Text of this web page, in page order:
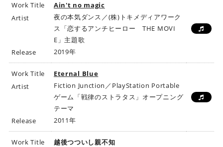
Work Title
Ain't no magic
Artist
夜の本気ダンス／(株)トキメディアワーク
ス「恋するアンチヒーロー THE MOVI
E」主題歌
Release
2019年
Work Title
Eternal Blue
Artist
Fiction Junction／PlayStation Portable
ゲーム「戦律のストラタス」オープニング
テーマ
Release
2011年
Work Title
越後つついし親不知